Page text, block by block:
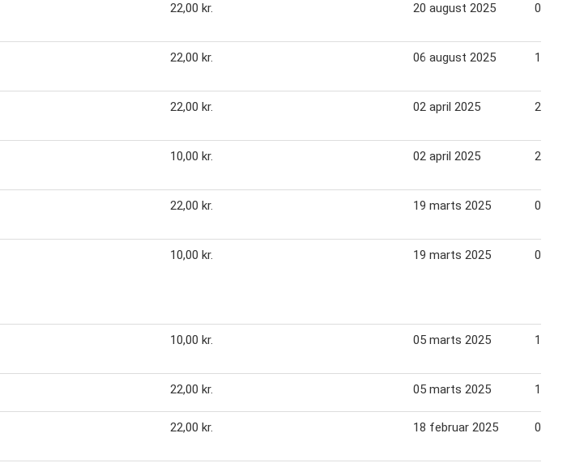
22,00 kr. 20 august 2025 02
22,00 kr. 06 august 2025 19
22,00 kr. 02 april 2025 22
10,00 kr. 02 april 2025 22
22,00 kr. 19 marts 2025 01
10,00 kr. 19 marts 2025 01
10,00 kr. 05 marts 2025 18
22,00 kr. 05 marts 2025 18
22,00 kr. 18 februar 2025 04